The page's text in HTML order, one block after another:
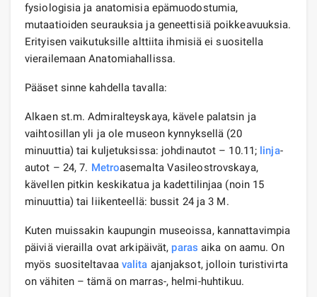
fysiologisia ja anatomisia epämuodostumia,
mutaatioiden seurauksia ja geneettisiä poikkeavuuksia.
Erityisen vaikutuksille alttiita ihmisiä ei suositella
vierailemaan Anatomiahallissa.
Pääset sinne kahdella tavalla:
Alkaen st.m. Admiralteyskaya, kävele palatsin ja
vaihtosillan yli ja ole museon kynnyksellä (20
minuuttia) tai kuljetuksissa: johdinautot – 10.11; linja-
autot – 24, 7. Metroasemalta Vasileostrovskaya,
kävellen pitkin keskikatua ja kadettilinjaa (noin 15
minuuttia) tai liikenteellä: bussit 24 ja 3 M.
Kuten muissakin kaupungin museoissa, kannattavimpia
päiviä vierailla ovat arkipäivät, paras aika on aamu. On
myös suositeltavaa valita ajanjaksot, jolloin turistivirta
on vähiten – tämä on marras-, helmi-huhtikuu.